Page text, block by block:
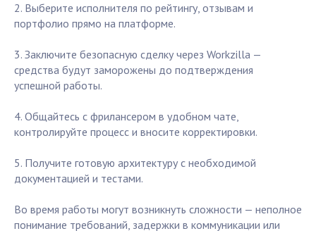
2. Выберите исполнителя по рейтингу, отзывам и
портфолио прямо на платформе.
3. Заключите безопасную сделку через Workzilla —
средства будут заморожены до подтверждения
успешной работы.
4. Общайтесь с фрилансером в удобном чате,
контролируйте процесс и вносите корректировки.
5. Получите готовую архитектуру с необходимой
документацией и тестами.
Во время работы могут возникнуть сложности — неполное
понимание требований, задержки в коммуникации или